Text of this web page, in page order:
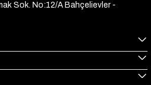
Sok. No:12/A Bahçelievler -